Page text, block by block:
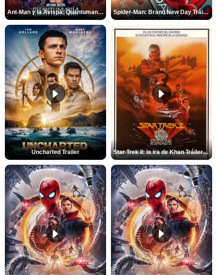
Ant-Man y la Avispa: Quantumanía Tráiler (2) Spider-Man: Brand New Day Tráiler (3)
Uncharted Trailer Star Trek II: la ira de Khan Tráiler VO